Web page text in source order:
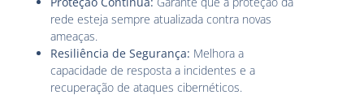
rede esteja sempre atualizada contra novas
ameaças.
Resiliência de Segurança: Melhora a
capacidade de resposta a incidentes e a
recuperação de ataques cibernéticos.